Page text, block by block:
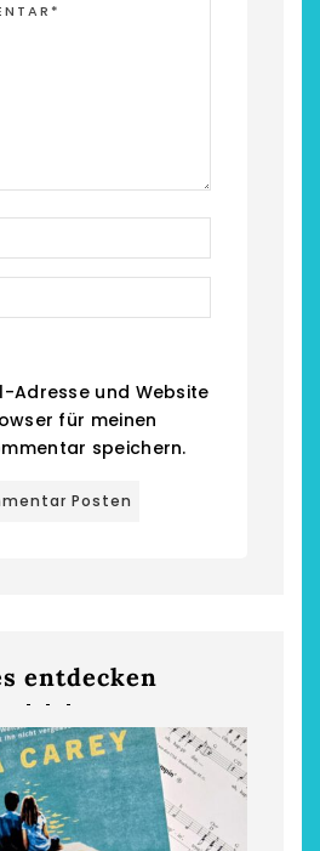
Restsommer -
Garnier
entdecken
Adresse und Website
für meinen
speichern.